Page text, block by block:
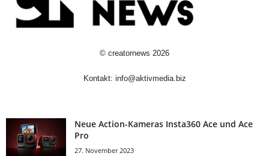
© creatornews 2026
Kontakt: info@aktivmedia.biz
Neue Action-Kameras Insta360 Ace und Ace
Pro
27. November 2023